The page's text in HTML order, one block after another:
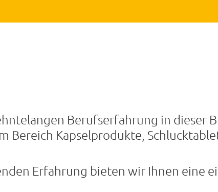
Berufserfahrung in dieser
Bereich Kapselprodukte,
Erfahrung bieten wir Ihnen eine